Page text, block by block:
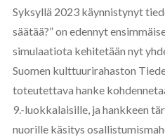
Syksyllä 2023 käynnistynyt
säätää?” on edennyt
simulaatiota kehitetään nyt
Suomen kulttuurirahaston
toteutettava hanke
9.-luokkalaisille, ja hankkeen
nuorille käsitys